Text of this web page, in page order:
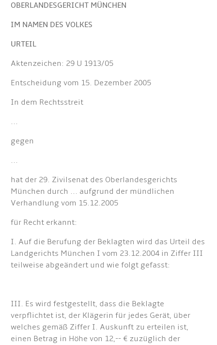
OBERLANDESGERICHT MÜNCHEN
IM NAMEN DES VOLKES
URTEIL
Aktenzeichen: 29 U 1913/05
Entscheidung vom 15. Dezember 2005
In dem Rechtsstreit
...
gegen
...
hat der 29. Zivilsenat des Oberlandesgerichts
München durch ... aufgrund der mündlichen
Verhandlung vom 15.12.2005
für Recht erkannt:
I. Auf die Berufung der Beklagten wird das Urteil des
Landgerichts München I vom 23.12.2004 in Ziffer III
teilweise abgeändert und wie folgt gefasst:
III. Es wird festgestellt, dass die Beklagte
verpflichtet ist, der Klägerin für jedes Gerät, über
welches gemäß Ziffer I. Auskunft zu erteilen ist,
einen Betrag in Höhe von 12,-- € zuzüglich der